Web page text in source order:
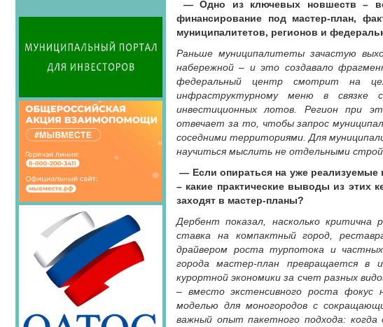
— Одно из ключевых новшеств –
финансирование под мастер-план,
муниципалитетов, регионов и
Раньше муниципалитеты зачастую
набережной – и это создавало
федеральный центр смотрит на
инфраструктурному меню в связке
инвестиционных лотов. Регион при
отвечает за то, чтобы запрос
соседними территориями. Для
научиться мыслить не отдельными
— Если опираться на уже реализуемые
– какие практические выводы из
заходят в мастер-планы?
Дербент показал, насколько
ставка на компактный город,
драйвером роста турпотока и
города мастер-план превращается в
курортной экономики за счет разных
– вместо экстенсивного роста
моделью для моногородов с
важный опыт пакетного подхода: когда